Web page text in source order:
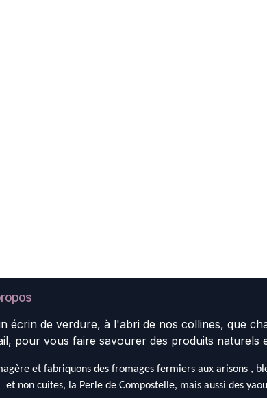
écrin de verdure, à l'abri de nos collines, que
pour vous faire savourer des produits naturels
et fabriquons des fromages fermiers aux arisons ,
et non cuites, la Perle de Compostelle, mais aussi des